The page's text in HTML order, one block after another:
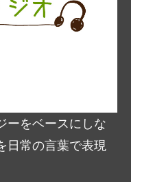
ーをベースにしな
日常の言葉で表現